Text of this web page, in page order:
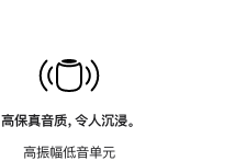
高保真音质，令人沉浸。
高振幅低音单元